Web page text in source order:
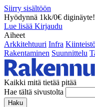
Siirry sisältöön
Hyödynnä 1kk/0€ diginäyte!
Lue lisää Kirjaudu
Aiheet
Arkkitehtuuri Infra
Rakentaminen Suunnittelu
Kaikki mitä tietää pitää
Hae tältä sivustolta
Haku